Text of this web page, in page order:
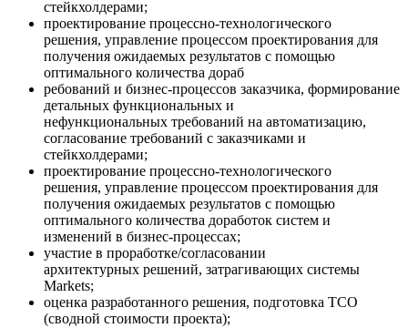
стейкхолдерами;
проектирование процессно-технологического
решения, управление процессом проектирования для
получения ожидаемых результатов с помощью
оптимального количества дораб
ребований и бизнес-процессов заказчика, формирование
детальных функциональных и
нефункциональных требований на автоматизацию,
согласование требований с заказчиками и
стейкхолдерами;
проектирование процессно-технологического
решения, управление процессом проектирования для
получения ожидаемых результатов с помощью
оптимального количества доработок систем и
изменений в бизнес-процессах;
участие в проработке/согласовании
архитектурных решений, затрагивающих системы
Markets;
оценка разработанного решения, подготовка TCO
(сводной стоимости проекта);